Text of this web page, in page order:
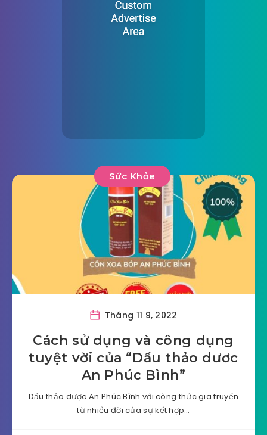
Sức Khỏe
Tháng 11 9, 2022
Cách sử dụng và công dụng
tuyệt vời của “Dầu thảo dươc
An Phúc Bình”
Dầu thảo dược An Phúc Bình với công thức gia truyền
từ nhiều đời của sự kết hợp…